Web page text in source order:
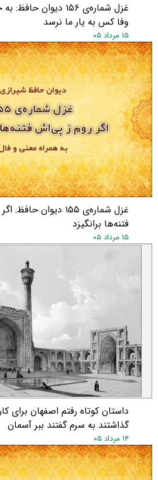
★★
غزل شماره‌ی ۱۵۶
وفا کس به یار ما نرسد
۱۵ مرداد ۰۵
غزل شماره‌ی ۱۵۵ دیوان
فتنه‌ها برانگیزد
۱۵ مرداد ۰۵
داستان کوتاه رفتم اصفهان برای
گذاشتند به سرم گفتند ببر آسمان
۱۴ مرداد ۰۵